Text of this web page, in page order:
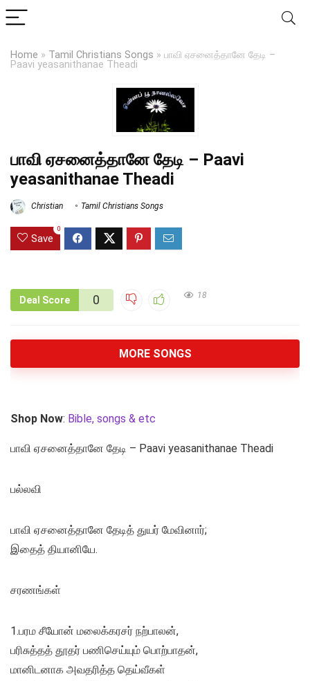
Home » Tamil Christians Songs » பாவி ஏசனைத்தானே தேடி –
Paavi yeasanithanae Theadi
பாவி ஏசனைத்தானே தேடி – Paavi
yeasanithanae Theadi
Christian Tamil Christians Songs
Save
0
Deal Score 0 18
MORE SONGS
Shop Now: Bible, songs & etc
பாவி ஏசனைத்தானே தேடி – Paavi yeasanithanae Theadi
பல்லவி
பாவி ஏசனைத்தானே தேடித் துயர் மேவினார்;
இதைத் தியானியே.
சரணங்கள்
1.பரம சீயோன் மலைக்கரசர் நற்பாலன்,
பரிசுத்தத் தூதர் பணிசெய்யும் பொற்பாதன்,
மானிடனாக அவதரித்த தெய்வீகள்